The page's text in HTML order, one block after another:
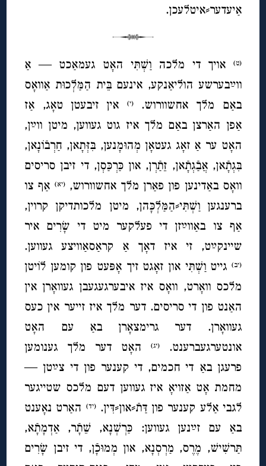
אַיעדער⸗איטלעכן.
(ט)
אויך די מלכה וַשְׁתִּי האָט געמאַכט — אַ
ווײַבערשע הוליאַנקע, אינעם בֵּית הַמַּלְכוּת אַוואָס
באַם מלך אחשוורוש.(י)
אין זיבעטן טאָג, אַז
אַפן האַרצן באַם מלך איז גוט געווען, מיטן ווײַן,
האָט ער אַ זאָג געטאָן מְהוּמָנען, בִּזְּתָאן, חַרְבֿוֹנָאן,
בִּגְתָֿאן, אֲבַֿגְתָֿאן, זֵתַֿרְן, און כַּרְכַּסְן, די זיבן סריסים
וואָס באַדינען פון פאַרן מלך אחשוורוש,(יא) אַף צו
ברענגען וַשְׁתִּי⸗הַמַּלְכָּהן, מיטן מלכותדיקן קרוין,
אַף צו באַווײַזן די פעלקער מיט די שָׂרִים איר
שיינקײַט, זי איז דאָך אַ קראַסאַוויצע געווען.
(יב) גייט וַשְׁתִּי און זאָגט זיך אָפּעט פון קומען לוֹיטן
מלכס וואָרט, וואָס איז איבערגעגעבן געוואָרן אין
האַנט פון די סריסים. דער מלך איז זייער אין כעס
געוואָרן. דער גרימצאָרן באַ עם האָט
אונטערגעברענט.(יג)
האָט דער מלך גענומען
פרעגן באַ די חכמים, די קענער פון די צײַטן —
מחמת אָט אַזויאָ איז געווען דעם מלכס שטייגער
לגבי אַלע קענער פון דַּתֿ⸗און⸗דִּין.(יד) האַרט נאָענט
באַ עם זײַנען געווען: כַּרְשְׁנָא, שֵׁתָֿר, אַדְמָתָֿא,
תַּרשִׁישׁ, מֶֽרֶס, מַרְסְנָא, און מְמוּכָֿן, די זיבן שָׂרִים